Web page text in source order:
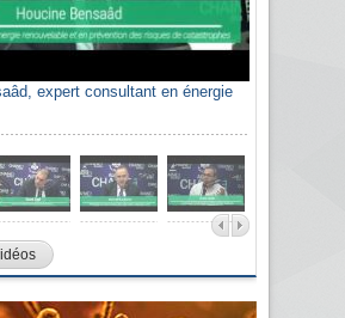
expert consultant en énergie